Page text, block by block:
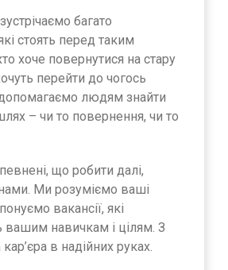
багато
стоять перед таким
хоче повернутися на стару
перейти до чогось
людям знайти
– чи то повернення, чи то
що робити далі,
Ми розуміємо ваші
вакансії, які
вашим навичкам і цілям. З
в надійних руках.